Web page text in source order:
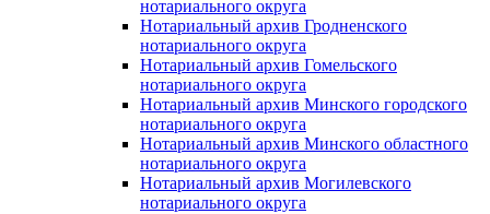
нотариального округа
Нотариальный архив Гродненского
нотариального округа
Нотариальный архив Гомельского
нотариального округа
Нотариальный архив Минского городского
нотариального округа
Нотариальный архив Минского областного
нотариального округа
Нотариальный архив Могилевского
нотариального округа